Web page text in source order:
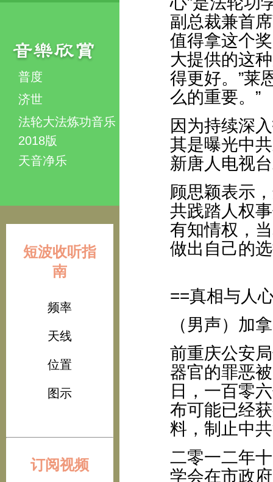
普度
济世
法轮大法炼功音乐
2018版
天音净乐
短波收听指
南
频率
天线
位置
图示
订阅视频
副总裁兼首
值得拿这个
大提供的这
得更好。”莱
么的重要。”
因为持续深
其是曝光中
新唐人电视
顾思颖表示
共践踏人权
有知情权，
做出自己的
==真相与人
（男声）加
前重庆公安
器官的罪恶
日，一百零
布可能已经
料，制止中
二零一二年
学会在市政